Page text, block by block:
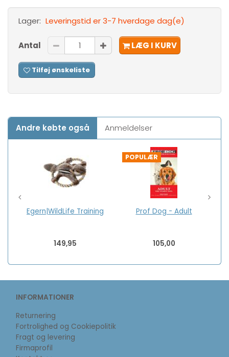
Lager: Leveringstid er 3-7 hverdage dag(e)
Antal LÆG I KURV
Tilføj ønskeliste
Andre købte også Anmeldelser
Egern|WildLife Training
149,95
POPULÆR
Prof Dog - Adult
105,00
INFORMATIONER
Returnering
Fortrolighed og Cookiepolitik
Fragt og levering
Firmaprofil